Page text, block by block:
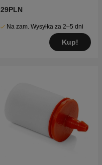
29PLN
Na zam. Wysyłka za 2–5 dni
Kup!